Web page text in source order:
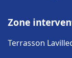
Zone
Terrasson